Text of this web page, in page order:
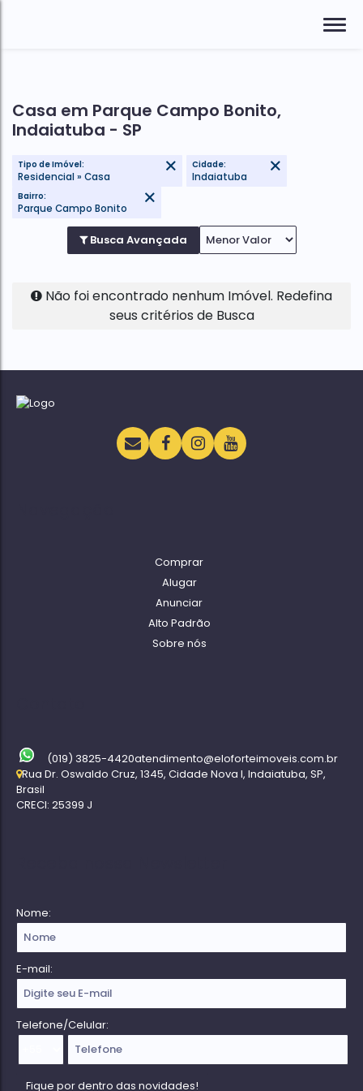
Casa em Parque Campo Bonito,
Indaiatuba - SP
Tipo de Imóvel:
Residencial » Casa
Cidade:
Bairro:
Parque Campo Bonito
Busca Avançada
Não foi encontrado nenhum Imóvel. Redefina
seus critérios de Busca
Comprar
Alugar
Anunciar
Alto Padrão
Sobre nós
(019) 3825-4420atendimento@eloforteimoveis.com.br
Rua Dr. Oswaldo Cruz, 1345, Cidade Nova I, Indaiatuba, SP,
Brasil
CRECI: 25399 J
Nome:
E-mail:
Telefone/Celular: